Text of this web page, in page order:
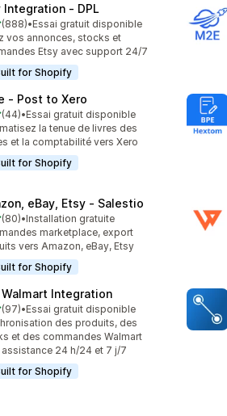
Integration ‑ DPL
sur 5
(888)au total
•Essai gratuit disponible
vos annonces, stocks et
Etsy avec support 24/7
for Shopify
‑ Post to Xero
sur 5
(44)au total
•Essai gratuit disponible
la tenue de livres des
et la comptabilité vers Xero
for Shopify
eBay, Etsy ‑ Salestio
sur 5
(80)au total
•Installation gratuite
marketplace, export
vers Amazon, eBay, Etsy
for Shopify
Walmart Integration
sur 5
(97)au total
•Essai gratuit disponible
des produits, des
et des commandes Walmart
assistance 24 h/24 et 7 j/7
for Shopify